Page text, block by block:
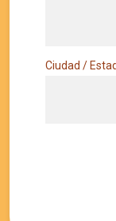
Ciudad /